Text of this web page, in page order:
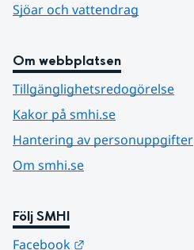
Sjöar och vattendrag
Om webbplatsen
Tillgänglighetsredogörelse
Kakor på smhi.se
Hantering av personuppgifter
Om smhi.se
Följ SMHI
Facebook